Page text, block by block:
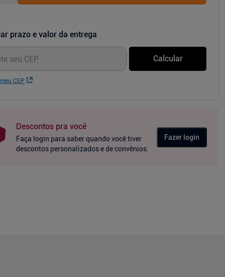
prazo e valor da entrega
CEP
Calcular
Descontos pra você
Faça login para saber quando você tiver
descontos personalizados e de convênios.
Fazer login